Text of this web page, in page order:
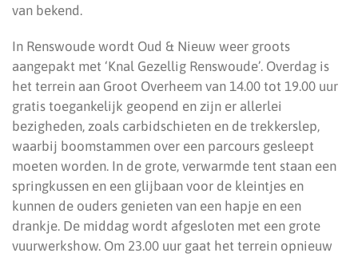
van bekend.
In Renswoude wordt Oud & Nieuw weer groots
aangepakt met ‘Knal Gezellig Renswoude’. Overdag is
het terrein aan Groot Overheem van 14.00 tot 19.00 uur
gratis toegankelijk geopend en zijn er allerlei
bezigheden, zoals carbidschieten en de trekkerslep,
waarbij boomstammen over een parcours gesleept
moeten worden. In de grote, verwarmde tent staan een
springkussen en een glijbaan voor de kleintjes en
kunnen de ouders genieten van een hapje en een
drankje. De middag wordt afgesloten met een grote
vuurwerkshow. Om 23.00 uur gaat het terrein opnieuw